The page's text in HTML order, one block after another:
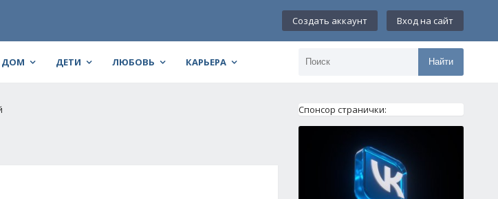
Создать аккаунт Вход на сайт
ДОМ ДЕТИ ЛЮБОВЬ КАРЬЕРА Найти
Спонсор странички: